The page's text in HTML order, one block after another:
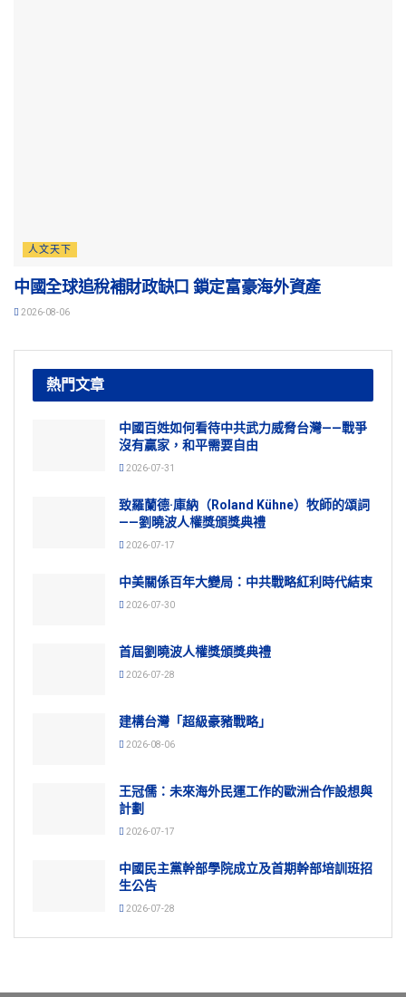
人文天下
中國全球追稅補財政缺口 鎖定富豪海外資產
2026-08-06
熱門文章
中國百姓如何看待中共武力威脅台灣——戰爭
沒有贏家，和平需要自由
2026-07-31
致羅蘭德·庫納（Roland Kühne）牧師的頌詞
——劉曉波人權獎頒獎典禮
2026-07-17
中美關係百年大變局：中共戰略紅利時代結束
2026-07-30
首屆劉曉波人權獎頒獎典禮
2026-07-28
建構台灣「超級豪豬戰略」
2026-08-06
王冠儒：未來海外民運工作的歐洲合作設想與
計劃
2026-07-17
中國民主黨幹部學院成立及首期幹部培訓班招
生公告
2026-07-28